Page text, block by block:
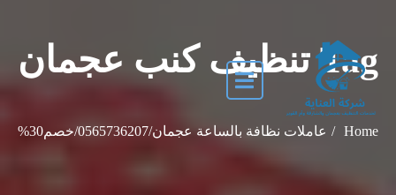
Tag تنظيف كنب عجمان
Home عاملات نظافة بالساعة عجمان/0565736207/خصم30%